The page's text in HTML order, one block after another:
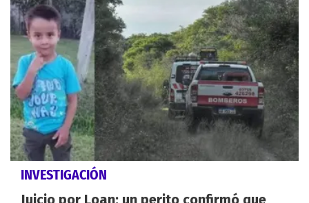
INVESTIGACIÓN
Juicio por Loan: un perito confirmó que